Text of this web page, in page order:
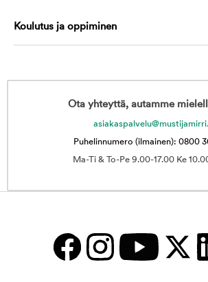
Koulutus ja oppiminen
Ota yhteyttä, autamme
Puhelinnumero (ilmainen): 0800
Ma-Ti & To-Pe 9.00-17.00 Ke